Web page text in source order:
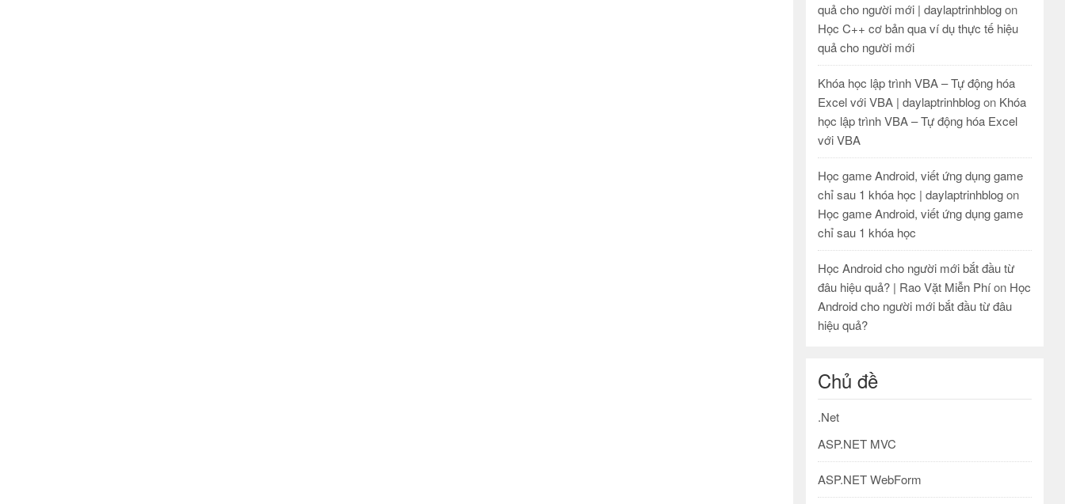
quả cho người mới | daylaptrinhblogon
Học C++ cơ bản qua ví dụ thực tế hiệu
quả cho người mới
Khóa học lập trình VBA – Tự động hóa
Excel với VBA | daylaptrinhblogon Khóa
học lập trình VBA – Tự động hóa Excel
với VBA
Học game Android, viết ứng dụng game
chỉ sau 1 khóa học | daylaptrinhblogon
Học game Android, viết ứng dụng game
chỉ sau 1 khóa học
Học Android cho người mới bắt đầu từ
đâu hiệu quả? | Rao Vặt Miễn Phíon Học
Android cho người mới bắt đầu từ đâu
hiệu quả?
Chủ đề
.Net
ASP.NET MVC
ASP.NET WebForm